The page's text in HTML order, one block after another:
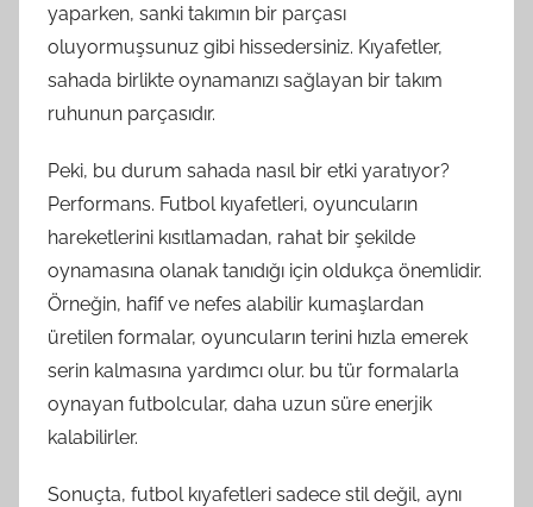
yaparken, sanki takımın bir parçası
oluyormuşsunuz gibi hissedersiniz. Kıyafetler,
sahada birlikte oynamanızı sağlayan bir takım
ruhunun parçasıdır.
Peki, bu durum sahada nasıl bir etki yaratıyor?
Performans. Futbol kıyafetleri, oyuncuların
hareketlerini kısıtlamadan, rahat bir şekilde
oynamasına olanak tanıdığı için oldukça önemlidir.
Örneğin, hafif ve nefes alabilir kumaşlardan
üretilen formalar, oyuncuların terini hızla emerek
serin kalmasına yardımcı olur. bu tür formalarla
oynayan futbolcular, daha uzun süre enerjik
kalabilirler.
Sonuçta, futbol kıyafetleri sadece stil değil, aynı